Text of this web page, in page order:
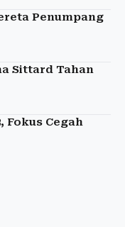
Penumpang
Sittard Tahan
Fokus Cegah